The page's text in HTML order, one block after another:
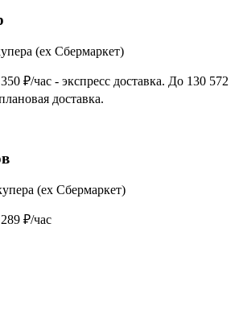
₽/час - экспресс доставка. До 130 572
доставка.
₽/час